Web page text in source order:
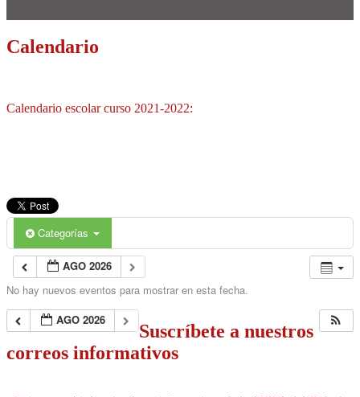
Calendario
Calendario escolar curso 2021-2022:
Categorías
AGO 2026
No hay nuevos eventos para mostrar en esta fecha.
AGO 2026
Suscríbete a nuestros
correos informativos